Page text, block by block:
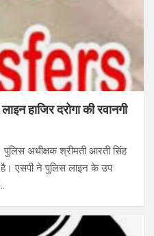
हाजिर दरोगा की रवानगी
अधीक्षक श्रीमती आरती सिंह
है। एसपी ने पुलिस लाइन के उप